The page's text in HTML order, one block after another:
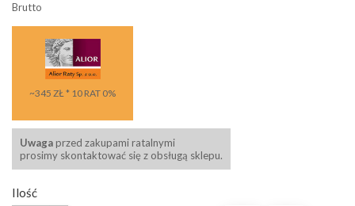
Brutto
~345 ZŁ * 10 RAT 0%
Uwaga przed zakupami ratalnymi
prosimy skontaktować się z obsługą sklepu.
Ilość